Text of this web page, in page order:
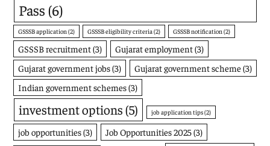
Pass (6)
GSSSB application (2) GSSSB eligibility criteria(2) GSSSB notification (2)
GSSSB recruitment(3) Gujarat employment(3)
Gujarat government jobs(3) Gujarat government scheme(3)
Indian government schemes(3)
investment options(5) job application tips(2)
job opportunities(3) Job Opportunities 2025(3)